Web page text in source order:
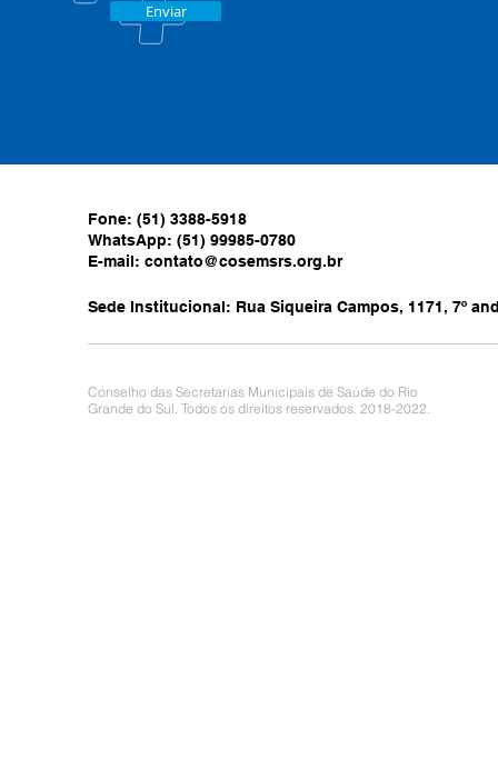
Enviar
Fone: (51) 3388-5918
WhatsApp: (51) 99985-0780
E-mail: contato@cosemsrs.org.br
Sede Institucional: Rua Siqueira Campos, 1171, 7º
Conselho das Secretarias Municipais de Saúde do Rio
Grande do Sul. Todos os direitos reservados. 2018-2022.